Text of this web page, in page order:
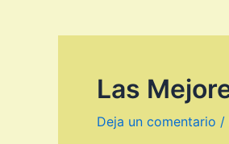
Las
Deja un comentario /